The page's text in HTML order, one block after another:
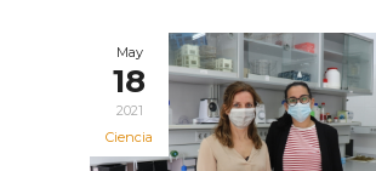
May
18
2021
Ciencia